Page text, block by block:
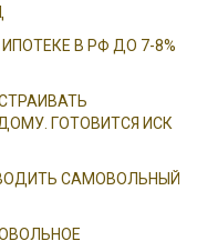
В РФ ДО 7-8%
ГОТОВИТСЯ ИСК
САМОВОЛЬНЫЙ